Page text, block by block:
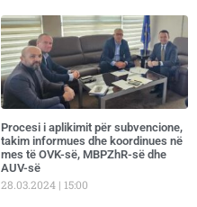
Procesi i aplikimit për subvencione,
takim informues dhe koordinues në
mes të OVK-së, MBPZhR-së dhe
AUV-së
28.03.2024 15:00